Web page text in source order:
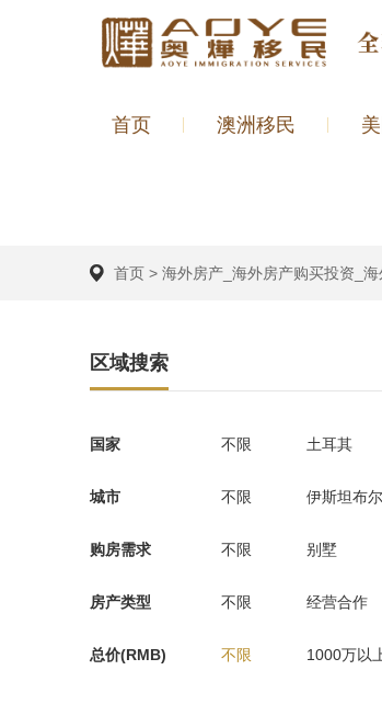
首页 澳洲移民
首页 > 海外房产_海外房产购买投资_
区域搜索
国家 不限 土耳其
城市 不限 伊斯坦布尔
购房需求 不限 别墅
房产类型 不限 经营合作
总价(RMB) 不限 1000万以